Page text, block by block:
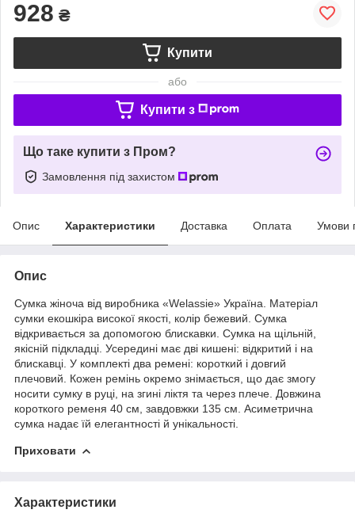
928 ₴
Купити
або
Купити з
Що таке купити з Пром?
Замовлення під захистом
Опис Характеристики Доставка Оплата Умови
Опис
Сумка жіноча від виробника «Welassie» Україна. Матеріал
сумки екошкіра високої якості, колір бежевий. Сумка
відкривається за допомогою блискавки. Сумка на щільній,
якісній підкладці. Усередині має дві кишені: відкритий і на
блискавці. У комплекті два ремені: короткий і довгий
плечовий. Кожен ремінь окремо знімається, що дає змогу
носити сумку в руці, на згині ліктя та через плече. Довжина
короткого ременя 40 см, завдовжки 135 см. Асиметрична
сумка надає їй елегантності й унікальності.
Приховати
Характеристики